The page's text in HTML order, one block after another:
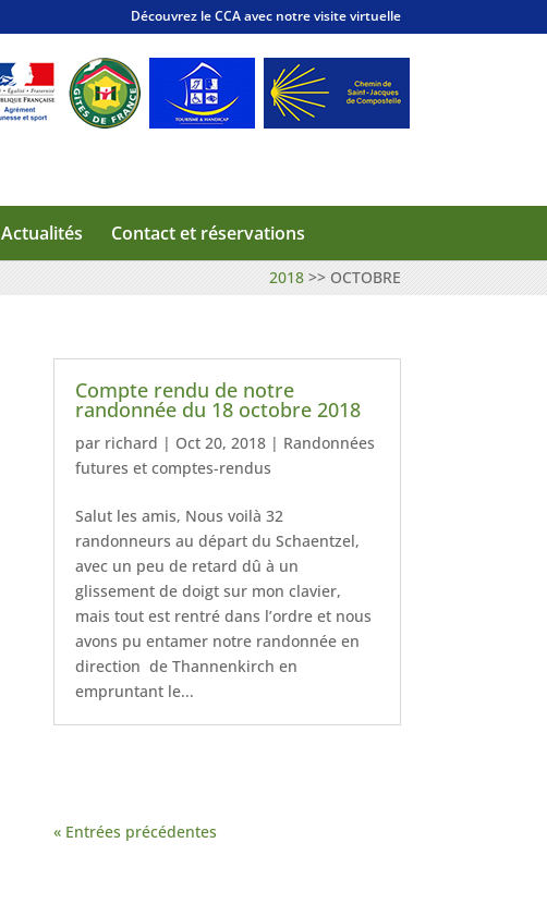
Découvrez le CCA avec notre visite virtuelle
Actualités Contact et réservations
2018>> OCTOBRE
Compte rendu de notre
randonnée du 18 octobre 2018
par richard | Oct 20, 2018 | Randonnées
futures et comptes-rendus
Salut les amis, Nous voilà 32
randonneurs au départ du Schaentzel,
avec un peu de retard dû à un
glissement de doigt sur mon clavier,
mais tout est rentré dans l’ordre et nous
avons pu entamer notre randonnée en
direction de Thannenkirch en
empruntant le...
« Entrées précédentes